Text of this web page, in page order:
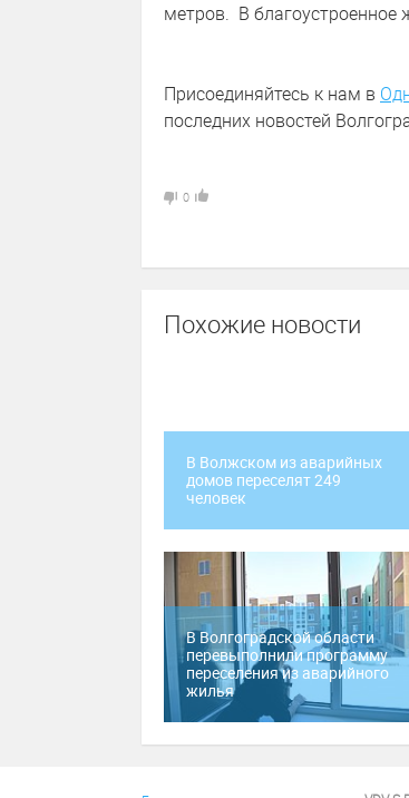
метров. В благоустроенное
Присоединяйтесь к нам в
последних новостей
0
Похожие новости
В Волжском из аварийных
домов переселят 249
человек
В Волгоградской области
перевыполнили программу
переселения из аварийного
жилья